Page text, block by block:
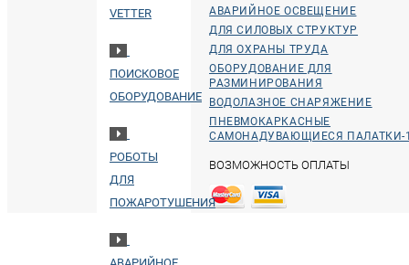
VETTER
ПОИСКОВОЕ
ОБОРУДОВАНИЕ
РОБОТЫ
ДЛЯ
ПОЖАРОТУШЕНИЯ
АВАРИЙНОЕ ОСВЕЩЕНИЕ
ДЛЯ СИЛОВЫХ СТРУКТУР
ДЛЯ ОХРАНЫ ТРУДА
ОБОРУДОВАНИЕ ДЛЯ
РАЗМИНИРОВАНИЯ
ВОДОЛАЗНОЕ СНАРЯЖЕНИЕ
ПНЕВМОКАРКАСНЫЕ
САМОНАДУВАЮЩИЕСЯ ПАЛАТКИ-
ВОЗМОЖНОСТЬ ОПЛАТЫ